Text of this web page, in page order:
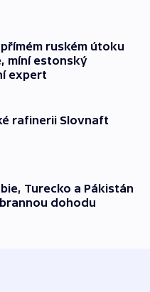
ruském útoku
míní estonský
expert
rafinerii Slovnaft
Turecko a Pákistán
dohodu